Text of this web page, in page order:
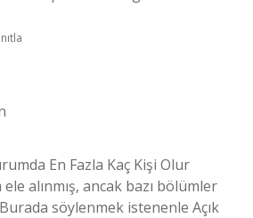
En Fazla Kaç Kişi Olur
ele alınmış, ancak bazı bölümler
söylenmek istenenle Açık